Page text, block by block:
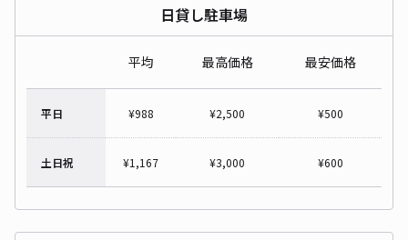
日貸し駐車場
平均 最高価格 最安価格
平日 ¥988 ¥2,500 ¥500
土日祝 ¥1,167 ¥3,000 ¥600